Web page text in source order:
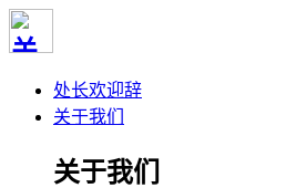
处长欢迎辞
关于我们
关于我们